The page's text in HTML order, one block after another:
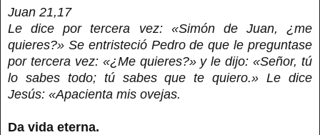
Juan 21,17
Le dice por tercera vez: «Simón de Juan, ¿me
quieres?» Se entristeció Pedro de que le preguntase
por tercera vez: «¿Me quieres?» y le dijo: «Señor, tú
lo sabes todo; tú sabes que te quiero.» Le dice
Jesús: «Apacienta mis ovejas.
Da vida eterna.